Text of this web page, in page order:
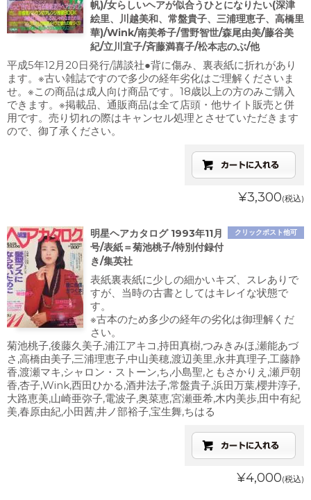
帆)/女らしいヘアが似合うひとになりたい(深津
絵里、川越美和、常盤貴子、三浦理恵子、高橋里
華)/Wink/南美希子/雪野智世/森尾由美/藤谷美
紀/立川宜子/斉藤満喜子/松本志のぶ/他
平成5年12月20日発行/講談社●背に傷み、裏表紙に折れがあり
ます。※古い雑誌ですので多少の経年劣化はご理解くださいま
せ。※この商品は成人向け商品です。18歳以上の方のみご購入
できます。※掲載品、通販商品は全て店頭・他サイト販売と併
用です。売り切れの際はキャンセル処理とさせていただきます
ので、御了承ください。
¥3,300(税込)
クリックポスト他可
明星ヘアカタログ 1993年11月
号/表紙＝菊池桃子/特別付録付
き/集英社
表紙裏表紙に少しの細かいキズ、スレありで
すが、当時の古書としてはキレイな状態で
す。
※古本のため多少の経年の劣化は御理解くだ
さい。
菊池桃子,後藤久美子,浦江アキコ,持田真樹,つみきみほ,瀬能あづ
さ,高橋由美子,三浦理恵子,中山美穂,渡辺美里,永井真理子,工藤静
香,渡瀬マキ,シャロン・ストーン,ち,小島聖,ともさかりえ,瀬戸朝
香,杏子,Wink,西田ひかる,酒井法子,常盤貴子,浜田万葉,櫻井淳子,
大路恵美,山崎亜弥子,電波子,奥菜恵,宮瀬亜希,木内美歩,田中有紀
美,春原由紀,小田茜,井ノ部裕子,宝生舞,ちはる
¥4,000(税込)